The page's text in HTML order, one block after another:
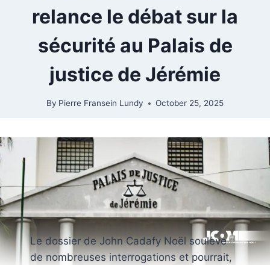
relance le débat sur la
sécurité au Palais de
justice de Jérémie
By Pierre Fransein Lundy October 25, 2025
Le dossier de John Cadafy Noël soulève
de nombreuses interrogations et pourrait,